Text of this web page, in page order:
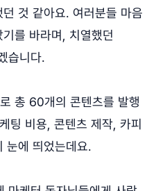
것 같아요. 여러분들 마음
를 바라며, 치열했던
습니다.
총 60개의 콘텐츠를 발행
팅 비용, 콘텐츠 제작, 카피
눈에 띄었는데요.